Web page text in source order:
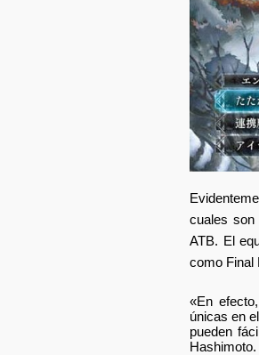
cuales
ATB. El
como Final
«En
únicas en
pueden
Hashimoto.